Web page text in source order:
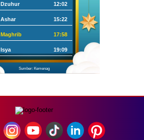
Dzuhur 12:02
Ashar 15:22
Maghrib 17:58
Isya 19:09
Sumber: Kemenag